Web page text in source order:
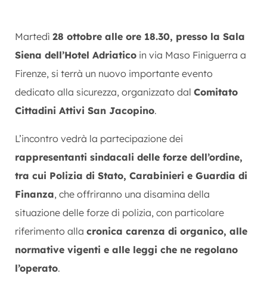
Martedì 28 ottobre alle ore 18.30, presso la Sala
Siena dell’Hotel Adriatico in via Maso Finiguerra a
Firenze, si terrà un nuovo importante evento
dedicato alla sicurezza, organizzato dal Comitato
Cittadini Attivi San Jacopino.
L’incontro vedrà la partecipazione dei
rappresentanti sindacali delle forze dell’ordine,
tra cui Polizia di Stato, Carabinieri e Guardia di
Finanza, che offriranno una disamina della
situazione delle forze di polizia, con particolare
riferimento alla cronica carenza di organico, alle
normative vigenti e alle leggi che ne regolano
l’operato.